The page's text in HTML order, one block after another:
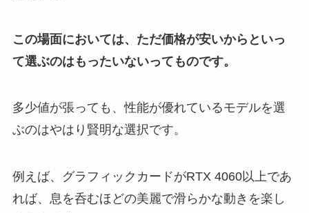
この場面においては、ただ価格が安いからといっ
て選ぶのはもったいないってものです。
多少値が張っても、性能が優れているモデルを選
ぶのはやはり賢明な選択です。
例えば、グラフィックカードがRTX 4060以上であ
れば、息を呑むほどの美麗で滑らかな動きを楽し